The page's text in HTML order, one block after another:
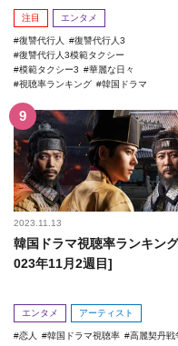
記録を更新！
注目 エンタメ
復讐代行人
復讐代行人3
復讐代行人3模範タクシー
模範タクシー3
華麗な日々
視聴率ランキング
韓国ドラマ
2023.11.13
韓国ドラマ視聴率ランキン
023年11月2週目]
エンタメ アーティスト
恋人 韓国ドラマ視聴率 高麗契丹戦